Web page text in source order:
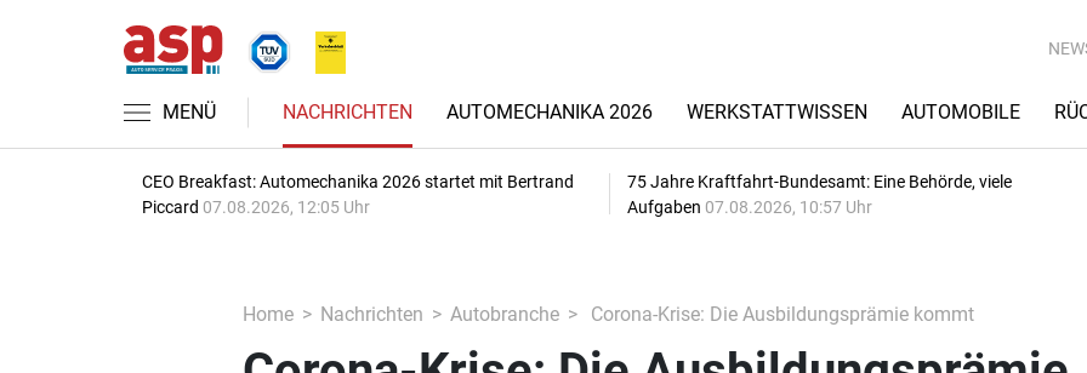
MENÜ NACHRICHTEN AUTOMECHANIKA 2026 WERKSTATTWISSEN AUTOMOBILE
CEO Breakfast: Automechanika 2026 startet mit Bertrand
Piccard 07.08.2026, 12:05 Uhr
75 Jahre Kraftfahrt-Bundesamt: Eine Behörde, viele
Aufgaben 07.08.2026, 10:57 Uhr
Home Nachrichten Autobranche Corona-Krise: Die Ausbildungsprämie kommt